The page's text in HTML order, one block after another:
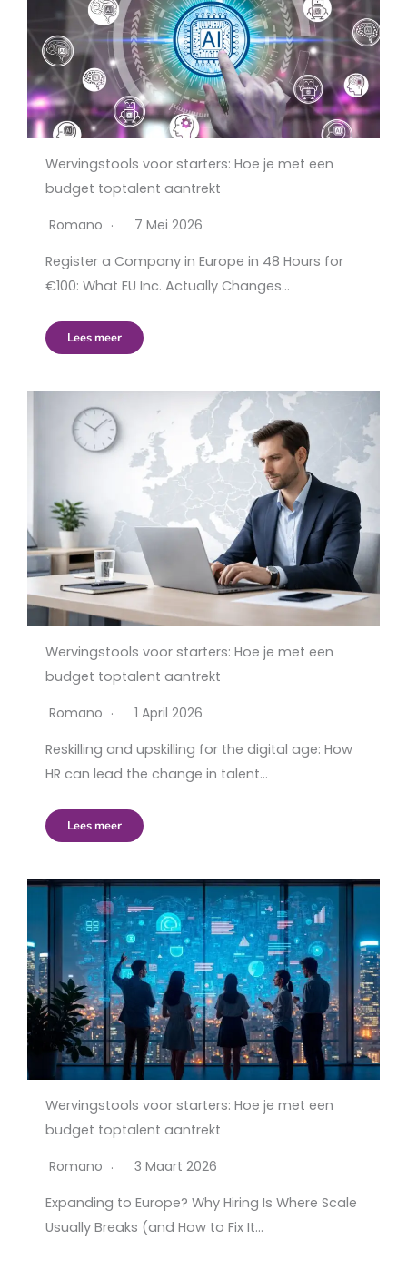
Wervingstools voor starters: Hoe je met een
budget toptalent aantrekt
Romano
7 Mei 2026
Register a Company in Europe in 48 Hours for
€100: What EU Inc. Actually Changes…
Lees meer
Wervingstools voor starters: Hoe je met een
budget toptalent aantrekt
Romano
1 April 2026
Reskilling and upskilling for the digital age: How
HR can lead the change in talent…
Lees meer
Wervingstools voor starters: Hoe je met een
budget toptalent aantrekt
Romano
3 Maart 2026
Expanding to Europe? Why Hiring Is Where Scale
Usually Breaks (and How to Fix It…